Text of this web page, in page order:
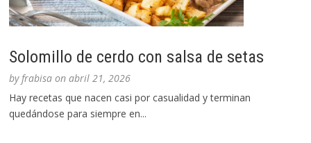
Solomillo de cerdo con salsa de setas
byfrabisa onabril 21, 2026
Hay recetas que nacen casi por casualidad y terminan
quedándose para siempre en...